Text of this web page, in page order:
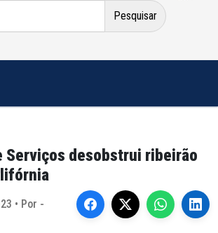
Serviços desobstrui ribeirão
• Por -